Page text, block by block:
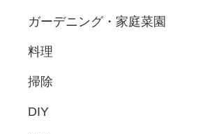
ガーデニング・家庭菜園
料理
掃除
DIY